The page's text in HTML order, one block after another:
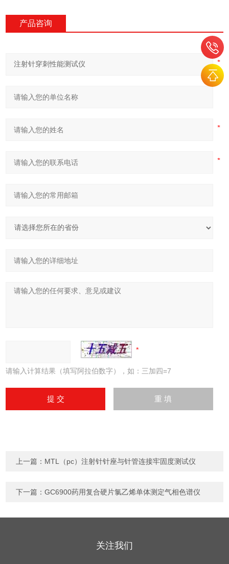
产品咨询
请输入计算结果（填写阿拉伯数字），如：三加四=7
上一篇： MTL（pc）注射针针座与针管连接牢固度测试仪
下一篇：GC6900药用复合硬片氯乙烯单体测定气相色谱仪
关注我们